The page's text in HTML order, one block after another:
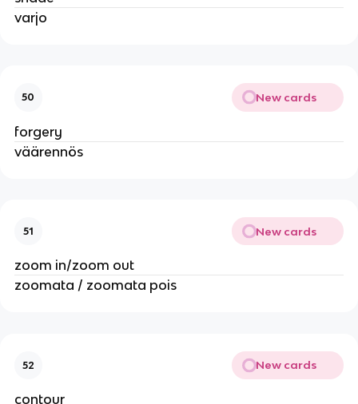
varjo
50 New cards
forgery
väärennös
51 New cards
zoom in/zoom out
zoomata / zoomata pois
52 New cards
contour